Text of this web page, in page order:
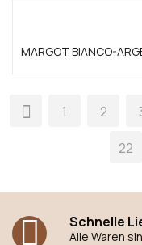
1 2
22
Schnelle
Alle Waren